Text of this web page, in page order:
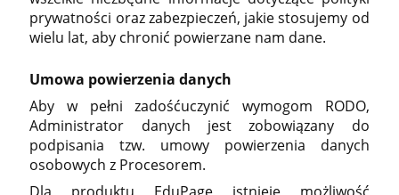
prywatności oraz zabezpieczeń, jakie stosujemy od
wielu lat, aby chronić powierzane nam dane.
Umowa powierzenia danych
Aby w pełni zadośćuczynić wymogom RODO,
Administrator danych jest zobowiązany do
podpisania tzw. umowy powierzenia danych
osobowych z Procesorem.